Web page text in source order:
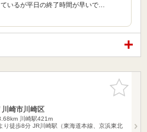
いるが平日の終了時間が早いで…
お気に入
りに追加
川崎市川崎区
川崎駅421m
り徒歩8分 JR川崎駅（東海道本線、京浜東北